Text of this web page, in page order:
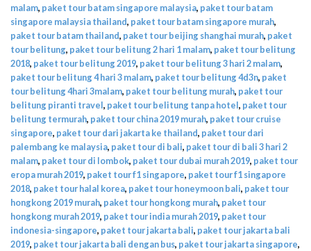
malam, paket tour batam singapore malaysia, paket tour batam
singapore malaysia thailand, paket tour batam singapore murah,
paket tour batam thailand, paket tour beijing shanghai murah, paket
tour belitung, paket tour belitung 2 hari 1 malam, paket tour belitung
2018, paket tour belitung 2019, paket tour belitung 3 hari 2 malam,
paket tour belitung 4 hari 3 malam, paket tour belitung 4d3n, paket
tour belitung 4hari 3malam, paket tour belitung murah, paket tour
belitung piranti travel, paket tour belitung tanpa hotel, paket tour
belitung termurah, paket tour china 2019 murah, paket tour cruise
singapore, paket tour dari jakarta ke thailand, paket tour dari
palembang ke malaysia, paket tour di bali, paket tour di bali 3 hari 2
malam, paket tour di lombok, paket tour dubai murah 2019, paket tour
eropa murah 2019, paket tour f1 singapore, paket tour f1 singapore
2018, paket tour halal korea, paket tour honeymoon bali, paket tour
hongkong 2019 murah, paket tour hongkong murah, paket tour
hongkong murah 2019, paket tour india murah 2019, paket tour
indonesia-singapore, paket tour jakarta bali, paket tour jakarta bali
2019, paket tour jakarta bali dengan bus, paket tour jakarta singapore,